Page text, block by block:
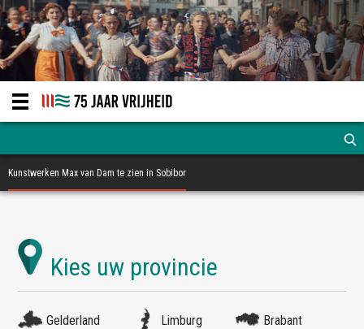
Kunstwerken Max van Dam te zien in Sobibor
Gelderland Limburg
Brabant